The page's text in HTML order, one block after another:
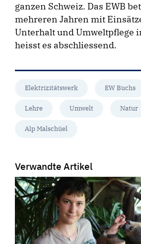
ganzen Schweiz. Das EWB
mehreren Jahren mit
Unterhalt und Umweltpflege
heisst es abschliessend.
Elektrizitätswerk EW Buchs
Lehre Umwelt Natur
Alp Malschüel
Verwandte Artikel